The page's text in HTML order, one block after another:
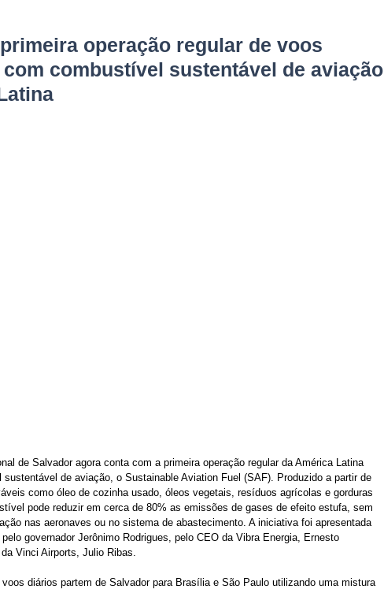
operação regular de voos
combustível sustentável de aviação
de Salvador agora conta com a primeira operação regular da América Latina
de aviação, o Sustainable Aviation Fuel (SAF). Produzido a partir de
como óleo de cozinha usado, óleos vegetais, resíduos agrícolas e gorduras
pode reduzir em cerca de 80% as emissões de gases de efeito estufa, sem
nas aeronaves ou no sistema de abastecimento. A iniciativa foi apresentada
governador Jerônimo Rodrigues, pelo CEO da Vibra Energia, Ernesto
Vinci Airports, Julio Ribas.
diários partem de Salvador para Brasília e São Paulo utilizando uma mistura